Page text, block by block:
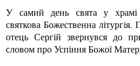
У самий день свята у храмі
святкова Божественна літургія.
отець Сергій звернувся до
словом про Успіння Божої